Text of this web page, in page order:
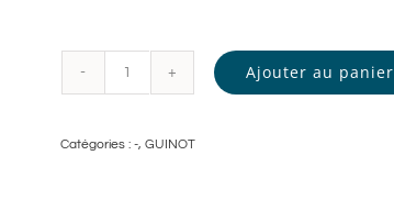
Guinot
Ajouter au panier
Catégories :-,GUINOT